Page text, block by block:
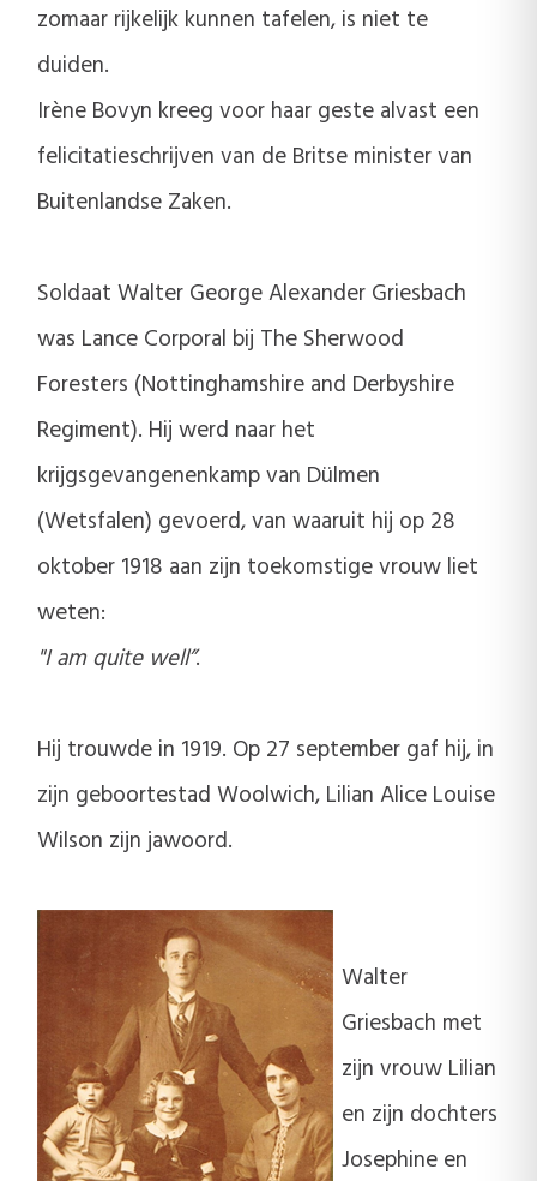
zomaar rijkelijk kunnen tafelen, is niet te
duiden.
Irène Bovyn kreeg voor haar geste alvast een
felicitatieschrijven van de Britse minister van
Buitenlandse Zaken.
Soldaat Walter George Alexander Griesbach
was Lance Corporal bij The Sherwood
Foresters (Nottinghamshire and Derbyshire
Regiment). Hij werd naar het
krijgsgevangenenkamp van Dülmen
(Wetsfalen) gevoerd, van waaruit hij op 28
oktober 1918 aan zijn toekomstige vrouw liet
weten:
"I am quite well”.
Hij trouwde in 1919. Op 27 september gaf hij, in
zijn geboortestad Woolwich, Lilian Alice Louise
Wilson zijn jawoord.
Walter
Griesbach met
zijn vrouw Lilian
en zijn dochters
Josephine en